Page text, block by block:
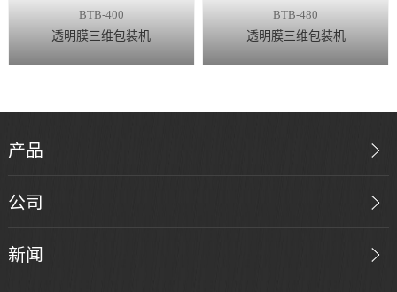
BTB-400
透明膜三维包装机
BTB-480
透明膜三维包装机
产品
公司
新闻